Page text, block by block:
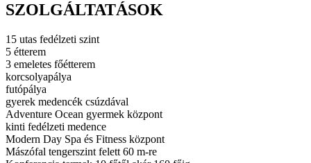
SZOLGÁLTATÁSOK
15 utas fedélzeti szint
5 étterem
3 emeletes főétterem
korcsolyapálya
futópálya
gyerek medencék csúzdával
Adventure Ocean gyermek központ
kinti fedélzeti medence
Modern Day Spa és Fitness központ
Mászófal tengerszint felett 60 m-re